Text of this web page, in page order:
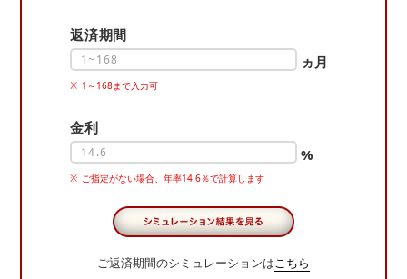
返済期間
ヵ月
1～168まで入力可
金利
%
ご指定がない場合、年率14.6％で計算します
ご返済期間のシミュレーションはこちら